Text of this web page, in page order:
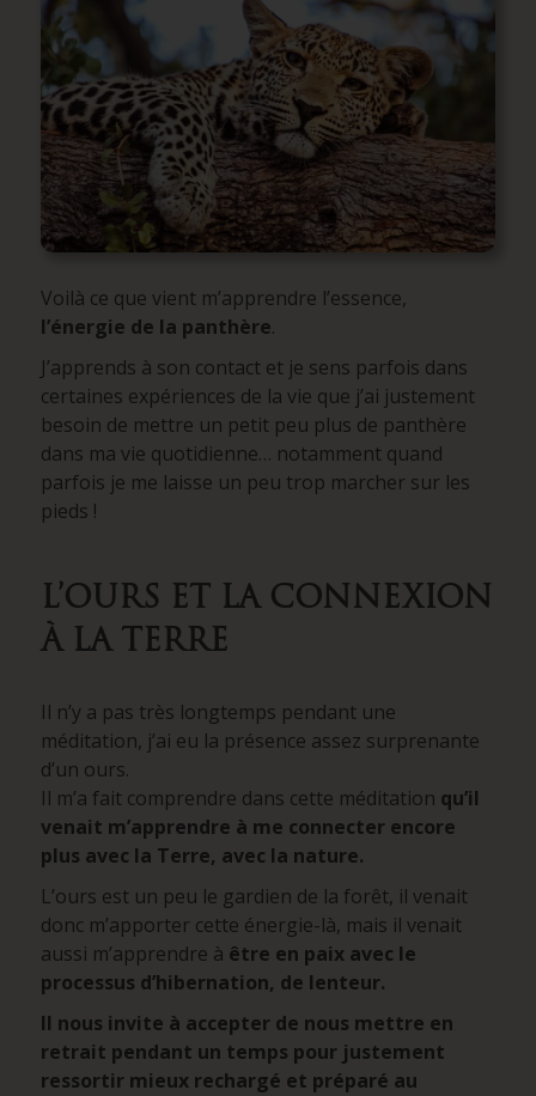
Voilà ce que vient m’apprendre l’essence,
l’énergie de la panthère.
J’apprends à son contact et je sens parfois dans
certaines expériences de la vie que j’ai justement
besoin de mettre un petit peu plus de panthère
dans ma vie quotidienne… notamment quand
parfois je me laisse un peu trop marcher sur les
pieds !
L’OURS ET LA CONNEXION
À LA TERRE
Il n’y a pas très longtemps pendant une
méditation, j’ai eu la présence assez surprenante
d’un ours.
Il m’a fait comprendre dans cette méditation qu’il
venait m’apprendre à me connecter encore
plus avec la Terre, avec la nature.
L’ours est un peu le gardien de la forêt, il venait
donc m’apporter cette énergie-là, mais il venait
aussi m’apprendre à être en paix avec le
processus d’hibernation, de lenteur.
Il nous invite à accepter de nous mettre en
retrait pendant un temps pour justement
ressortir mieux rechargé et préparé au